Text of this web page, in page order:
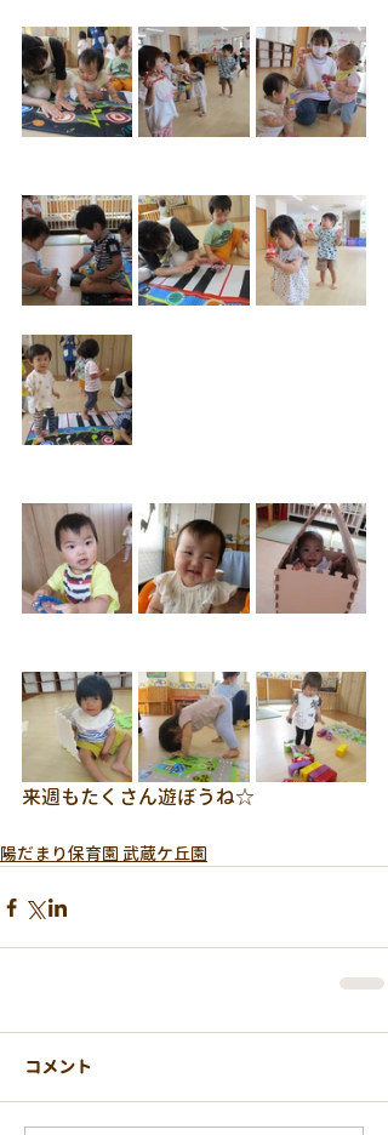
来週もたくさん遊ぼうね☆
陽だまり保育園 武蔵ケ丘園
コメント